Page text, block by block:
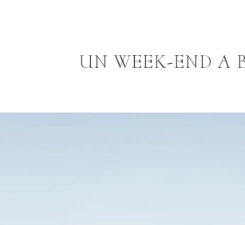
UN WEEK-END A